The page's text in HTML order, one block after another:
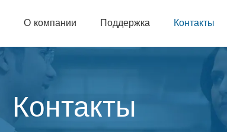
О компании Поддержка Контакты
Контакты